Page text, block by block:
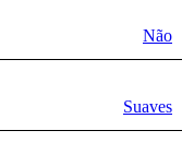
Não
Suaves